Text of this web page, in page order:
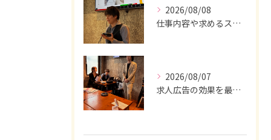
2026/08/08
仕事内容や求めるスキルを明確にし、ターゲット層に響くメッセー...
2026/08/07
求人広告の効果を最大化するために最も重要なのは、掲載タイミン...